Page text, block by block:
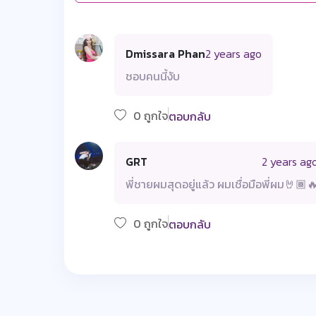
Dmissara Phan2 years ago
ชอบคนนี้งับ
0 ถูกใจตอบกลับ
GRT
2 years
พี่ชายผมสุดอยู่แล้ว ผมเชื่อมือพี่ผม
0 ถูกใจตอบกลับ